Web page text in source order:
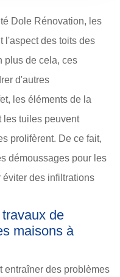
Dole Rénovation, les
l'aspect des toits des
plus de cela, ces
d'autres
les éléments de la
les tuiles peuvent
prolifèrent. De ce fait,
démoussages pour les
des infiltrations
de
maisons à
entraîner des problèmes